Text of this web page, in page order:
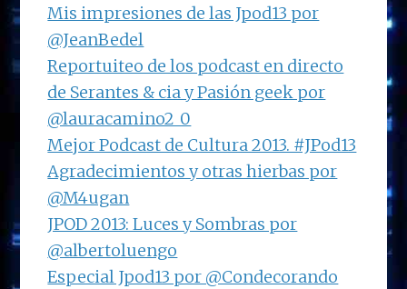
Mis impresiones de las Jpod13 por
@JeanBedel
Reportuiteo de los podcast en directo
de Serantes & cia y Pasión geek por
@lauracamino2_0
Mejor Podcast de Cultura 2013. #JPod13
Agradecimientos y otras hierbas por
@M4ugan
JPOD 2013: Luces y Sombras por
@albertoluengo
Especial Jpod13 por @Condecorando